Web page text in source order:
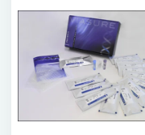
|CER VS-
CER VS-NCO406L|CER
NCO206H|CER VS-
CER VS-NCO413L | CER
NCO413H|CER VS-
CER VS-NCO496T |
NCO296T|CER VS-